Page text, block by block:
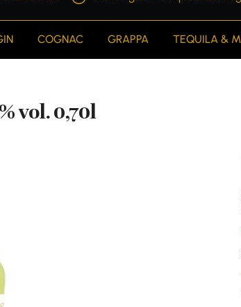
COGNAC GRAPPA TEQUILA &
vol. 0,70l